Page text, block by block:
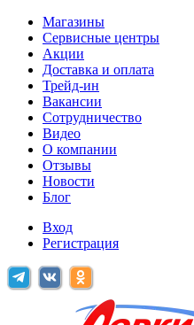
Магазины
Сервисные центры
Акции
Доставка и оплата
Трейд-ин
Вакансии
Сотрудничество
Видео
О компании
Отзывы
Новости
Блог
Вход
Регистрация